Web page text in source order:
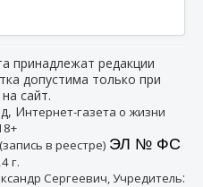
принадлежат редакции
допустима только при
сайт.
Интернет-газета о жизни
в реестре) ЭЛ № ФС
г.
Сергеевич, Учредитель: